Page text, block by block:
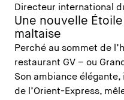
Directeur international
Une nouvelle
maltaise
Perché au sommet de
restaurant GV – ou
Son ambiance
de l’Orient-Express,